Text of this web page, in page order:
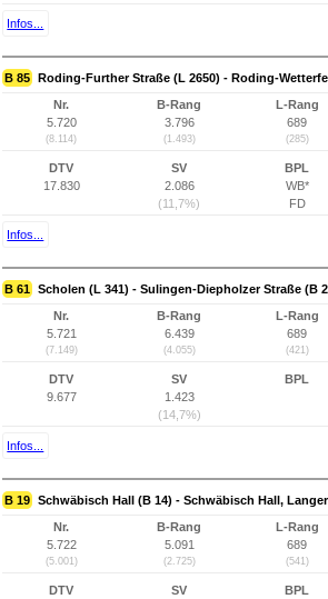
Infos...
B 85 Roding-Further Straße (L 2650) - Roding-
Nr.
5.720
(8.114)
B-Rang
3.796
(1.493)
L-Rang
689
(285)
DTV
17.830
SV
2.086
(11,7%)
BPL
WB*
FD
Infos...
B 61 Scholen (L 341) - Sulingen-Diepholzer Straße (B
Nr.
5.721
(7.149)
B-Rang
6.439
(4.055)
L-Rang
689
(421)
DTV
9.677
SV
1.423
(14,7%)
BPL
Infos...
B 19 Schwäbisch Hall (B 14) - Schwäbisch Hall,
Nr.
5.722
(5.001)
B-Rang
5.091
(2.725)
L-Rang
689
(541)
DTV
SV
BPL